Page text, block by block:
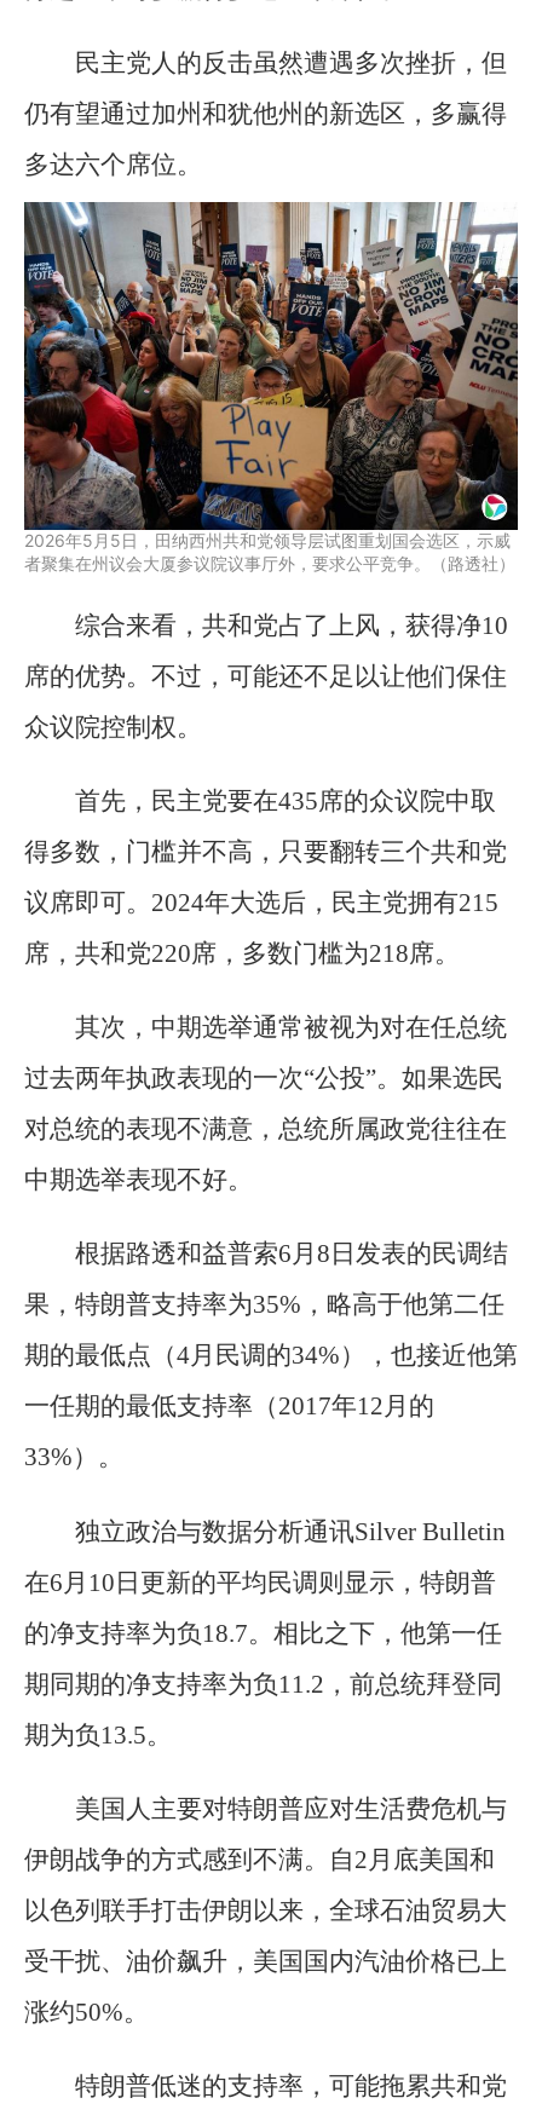
民主党人的反击虽然遭遇多次挫折，但
仍有望通过加州和犹他州的新选区，多赢得
多达六个席位。
2026年5月5日，田纳西州共和党领导层试图重划国会选区，示威
者聚集在州议会大厦参议院议事厅外，要求公平竞争。（路透社）
综合来看，共和党占了上风，获得净10
席的优势。不过，可能还不足以让他们保住
众议院控制权。
首先，民主党要在435席的众议院中取
得多数，门槛并不高，只要翻转三个共和党
议席即可。2024年大选后，民主党拥有215
席，共和党220席，多数门槛为218席。
其次，中期选举通常被视为对在任总统
过去两年执政表现的一次“公投”。如果选民
对总统的表现不满意，总统所属政党往往在
中期选举表现不好。
根据路透和益普索6月8日发表的民调结
果，特朗普支持率为35%，略高于他第二任
期的最低点（4月民调的34%），也接近他第
一任期的最低支持率（2017年12月的
33%）。
独立政治与数据分析通讯Silver Bulletin
在6月10日更新的平均民调则显示，特朗普
的净支持率为负18.7。相比之下，他第一任
期同期的净支持率为负11.2，前总统拜登同
期为负13.5。
美国人主要对特朗普应对生活费危机与
伊朗战争的方式感到不满。自2月底美国和
以色列联手打击伊朗以来，全球石油贸易大
受干扰、油价飙升，美国国内汽油价格已上
涨约50%。
特朗普低迷的支持率，可能拖累共和党